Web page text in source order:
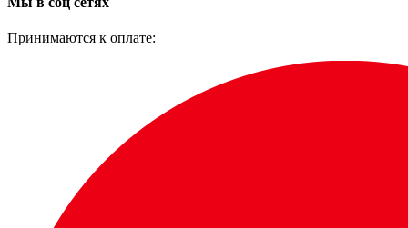
Принимаются к оплате: